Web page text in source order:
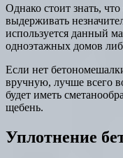
Однако стоит знать,
выдерживать
используется данный
одноэтажных домов
Если нет
вручную, лучше всего
будет иметь
щебень.
Уплотнение